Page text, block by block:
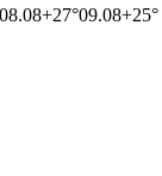
08.08+27°09.08+25°